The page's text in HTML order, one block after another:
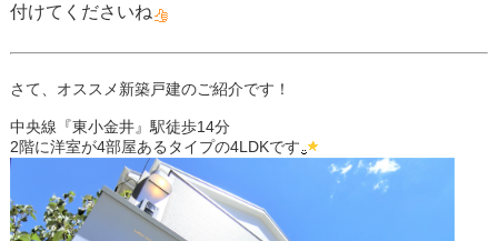
付けてくださいね
さて、オススメ新築戸建のご紹介です！
中央線『東小金井』駅徒歩14分
2階に洋室が4部屋あるタイプの4LDKです